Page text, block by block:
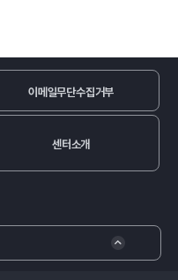
이메일무단수집거부
센터소개